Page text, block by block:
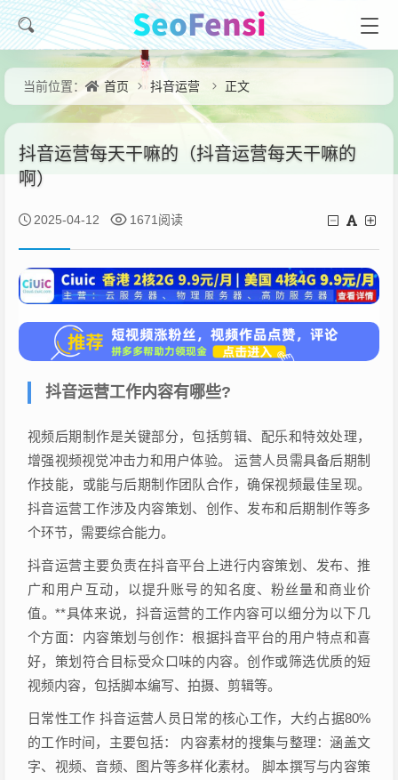
当前位置： 首页 抖音运营 正文
抖音运营每天干嘛的（抖音运营每天干嘛的
啊）
2025-04-12 1671阅读
抖音运营工作内容有哪些?
视频后期制作是关键部分，包括剪辑、配乐和特效处理，
增强视频视觉冲击力和用户体验。 运营人员需具备后期制
作技能，或能与后期制作团队合作，确保视频最佳呈现。
抖音运营工作涉及内容策划、创作、发布和后期制作等多
个环节，需要综合能力。
抖音运营主要负责在抖音平台上进行内容策划、发布、推
广和用户互动，以提升账号的知名度、粉丝量和商业价
值。**具体来说，抖音运营的工作内容可以细分为以下几
个方面：内容策划与创作：根据抖音平台的用户特点和喜
好，策划符合目标受众口味的内容。创作或筛选优质的短
视频内容，包括脚本编写、拍摄、剪辑等。
日常性工作 抖音运营人员日常的核心工作，大约占据80%
的工作时间，主要包括： 内容素材的搜集与整理：涵盖文
字、视频、音频、图片等多样化素材。 脚本撰写与内容策